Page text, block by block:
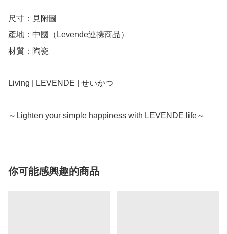
尺寸：見附圖
產地：中國（Levende連携商品）
材質：陶瓷
Living | LEVENDE | せいかつ
～Lighten your simple happiness with LEVENDE life～
你可能感興趣的商品